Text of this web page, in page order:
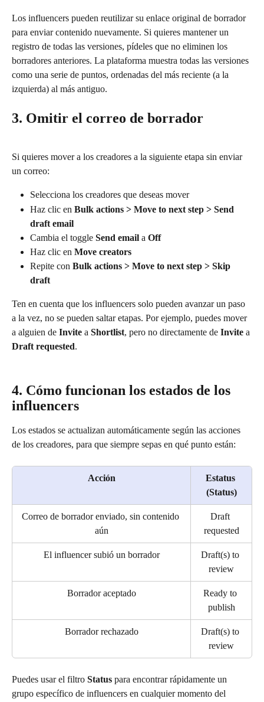
Los influencers pueden reutilizar su enlace original de borrador
para enviar contenido nuevamente. Si quieres mantener un
registro de todas las versiones, pídeles que no eliminen los
borradores anteriores. La plataforma muestra todas las versiones
como una serie de puntos, ordenadas del más reciente (a la
izquierda) al más antiguo.
3. Omitir el correo de borrador
Si quieres mover a los creadores a la siguiente etapa sin enviar
un correo:
Selecciona los creadores que deseas mover
Haz clic en Bulk actions > Move to next step > Send
draft email
Cambia el toggle Send email a Off
Haz clic en Move creators
Repite con Bulk actions > Move to next step > Skip
draft
Ten en cuenta que los influencers solo pueden avanzar un paso
a la vez, no se pueden saltar etapas. Por ejemplo, puedes mover
a alguien de Invite a Shortlist, pero no directamente de Invite a
Draft requested.
4. Cómo funcionan los estados de los
influencers
Los estados se actualizan automáticamente según las acciones
de los creadores, para que siempre sepas en qué punto están:
Acción
Estatus
(Status)
Correo de borrador enviado, sin contenido
aún
Draft
requested
El influencer subió un borrador
Draft(s) to
review
Borrador aceptado
Ready to
publish
Borrador rechazado
Draft(s) to
review
Puedes usar el filtro Status para encontrar rápidamente un
grupo específico de influencers en cualquier momento del